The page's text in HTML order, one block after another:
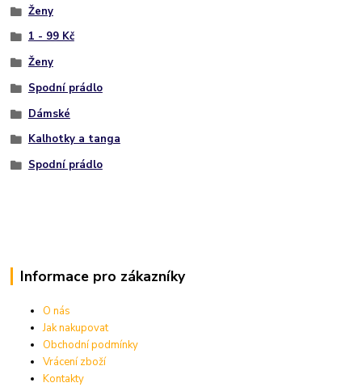
Ženy
1 - 99 Kč
Ženy
Spodní prádlo
Dámské
Kalhotky a tanga
Spodní prádlo
Informace pro zákazníky
O nás
Jak nakupovat
Obchodní podmínky
Vrácení zboží
Kontakty